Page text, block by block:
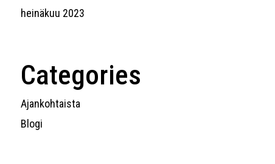
heinäkuu 2023
Categories
Ajankohtaista
Blogi